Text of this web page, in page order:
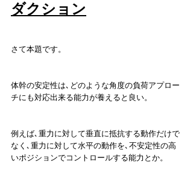
ダクション
さて本題です。
体幹の安定性は､どのような角度の負荷アプロー
チにも対応出来る能力が養えると良い。
例えば､重力に対して垂直に抵抗する動作だけで
なく､重力に対して水平の動作を､不安定性の高
いポジションでコントロールする能力とか。